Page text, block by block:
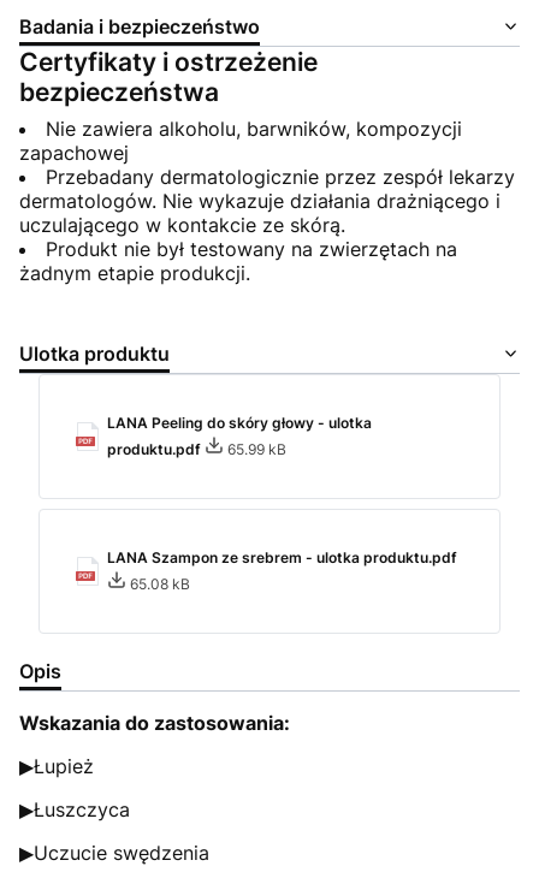
Badania i bezpieczeństwo
Certyfikaty i ostrzeżenie
bezpieczeństwa
Nie zawiera alkoholu, barwników, kompozycji
zapachowej
Przebadany dermatologicznie przez zespół lekarzy
dermatologów. Nie wykazuje działania drażniącego i
uczulającego w kontakcie ze skórą.
Produkt nie był testowany na zwierzętach na
żadnym etapie produkcji.
Ulotka produktu
LANA Peeling do skóry głowy - ulotka
produktu.pdf
65.99 kB
LANA Szampon ze srebrem - ulotka produktu.pdf
65.08 kB
Opis
Wskazania do zastosowania:
▶Łupież
▶Łuszczyca
▶Uczucie swędzenia